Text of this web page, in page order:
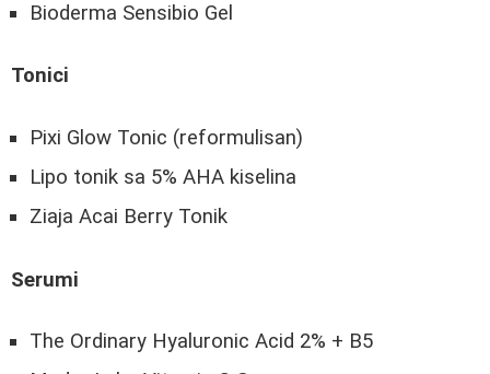
Bioderma Sensibio Gel
Tonici
Pixi Glow Tonic (reformulisan)
Lipo tonik sa 5% AHA kiselina
Ziaja Acai Berry Tonik
Serumi
The Ordinary Hyaluronic Acid 2% + B5